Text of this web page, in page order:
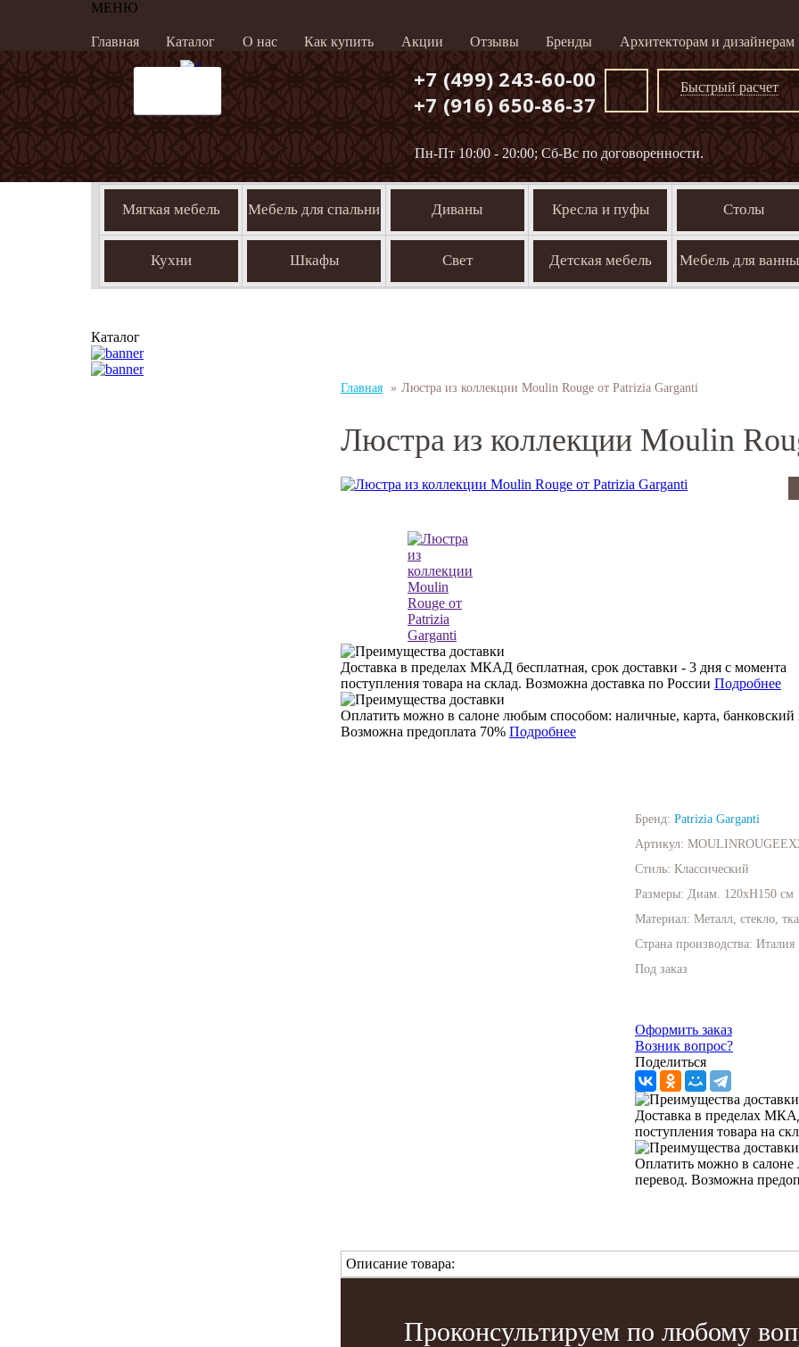
МЕНЮ
Главная Каталог О нас Как купить Акции Отзывы Бренды Архитекторам и дизайнерам
Пн-Пт 10:00 - 20:00; Сб-Вс по договоренности.
+7 (499) 243-60-00
+7 (916) 650-86-37
Быстрый расчет
Мягкая мебель Мебель для спальни Диваны Кресла и пуфы Столы
Кухни Шкафы Свет Детская мебель Мебель для
Каталог
Главная » Люстра из коллекции Moulin Rouge от Patrizia Garganti
Люстра из коллекции Moulin
Доставка в пределах МКАД бесплатная, срок доставки - 3 дня с момента
поступления товара на склад. Возможна доставка по России Подробнее
Оплатить можно в салоне любым способом: наличные, карта, банковский
Возможна предоплата 70% Подробнее
Бренд: Patrizia Garganti
Артикул:
Стиль: Классический
Размеры: Диам. 120хН150 см
Материал: Металл, стекло,
Страна производства: Италия
Под заказ
Оформить заказ
Возник вопрос?
Поделиться
Доставка в пределах
поступления товара на
Оплатить можно в
перевод. Возможна
Описание товара:
Проконсультируем по любому